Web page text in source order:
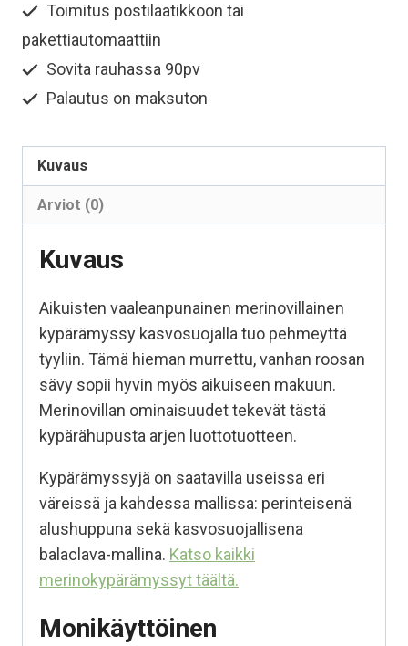
Vaaleanpunainen
määrä
Toimitus postilaatikkoon tai
pakettiautomaattiin
Sovita rauhassa 90pv
Palautus on maksuton
Kuvaus
Arviot (0)
Kuvaus
Aikuisten vaaleanpunainen merinovillainen
kypärämyssy kasvosuojalla tuo pehmeyttä
tyyliin. Tämä hieman murrettu, vanhan roosan
sävy sopii hyvin myös aikuiseen makuun.
Merinovillan ominaisuudet tekevät tästä
kypärähupusta arjen luottotuotteen.
Kypärämyssyjä on saatavilla useissa eri
väreissä ja kahdessa mallissa: perinteisenä
alushuppuna sekä kasvosuojallisena
balaclava-mallina. Katso kaikki
merinokypärämyssyt täältä.
Monikäyttöinen